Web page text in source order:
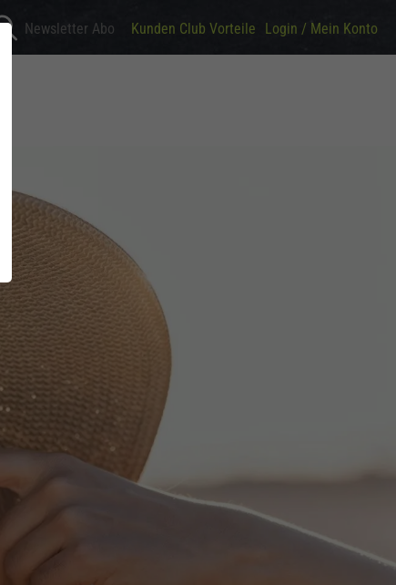
Newsletter Abo Kunden Club Vorteile Login / Mein Konto